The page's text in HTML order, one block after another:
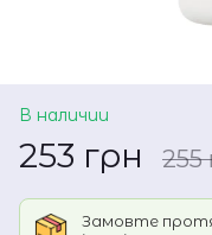
В наличии
253 грн 255
Замовте